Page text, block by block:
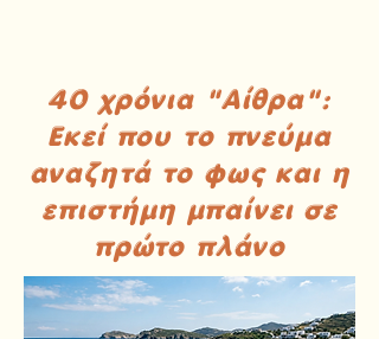
40 χρόνια "Αίθρα":
Εκεί που το πνεύμα
αναζητά το φως και η
επιστήμη μπαίνει σε
πρώτο πλάνο